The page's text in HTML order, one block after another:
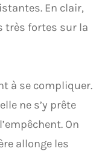
En clair,
très fortes sur la
à se compliquer.
ne s’y prête
On
allonge les